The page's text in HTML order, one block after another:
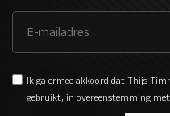
Ik ga ermee akkoord dat Thijs
gebruikt, in overeenstemming